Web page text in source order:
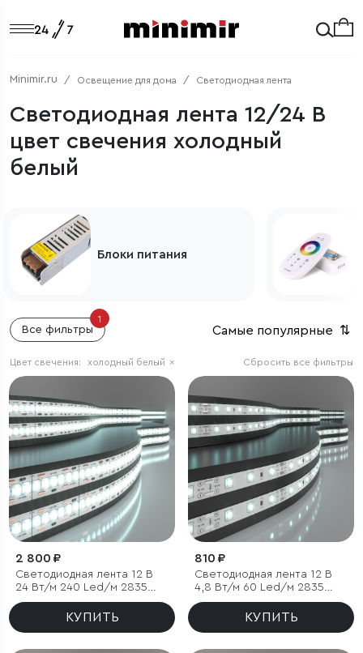
Minimir.ru Освещение для дома Светодиодная лента
Светодиодная лента 12/24 В
цвет свечения холодный
белый
Блоки питания
Все фильтры
1
Самые популярные ⇅
Сбросить все фильтры
Цвет свечения: холодный белый ×
2 800 ₽
Светодиодная лента 12 В
24 Вт/м 240 Led/м 2835
IP20, холодный белый 6500
КУПИТЬ
810 ₽
Светодиодная лента 12 В
4,8 Вт/м 60 Led/м 2835
IP20, холодный белый
6500К, 5 мКУПИТЬ